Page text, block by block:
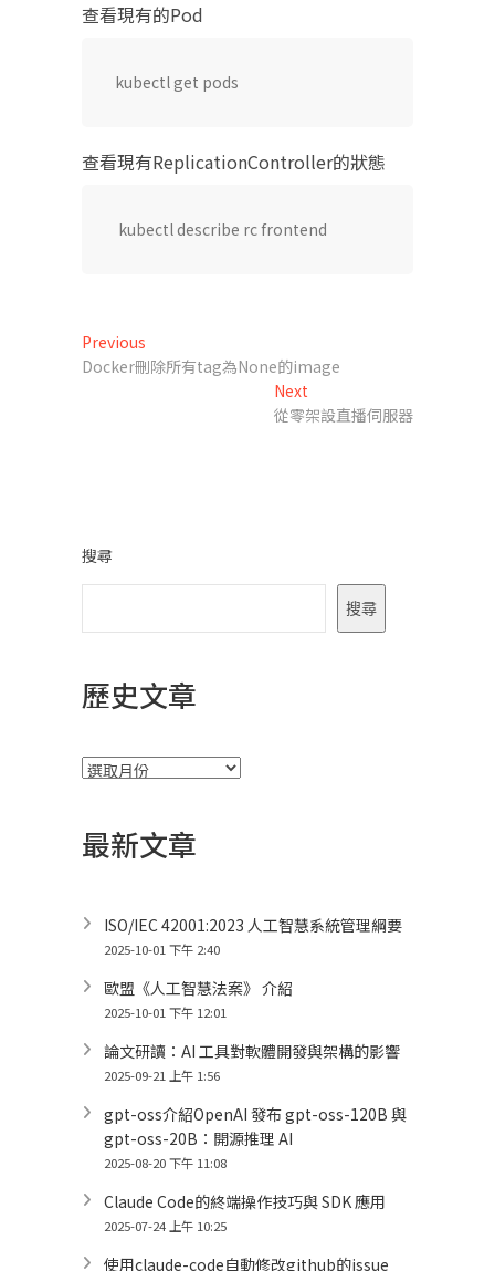
查看現有的Pod
kubectl get pods
查看現有ReplicationController的狀態
kubectl describe rc frontend
文
章
Previous
post:
Docker刪除所有tag為None的image
Next
post:
從零架設直播伺服器
搜尋
搜尋
歷史文章
彙
最新文章
ISO/IEC 42001:2023 人工智慧系統管理綱要
2025-10-01 下午 2:40
歐盟《人工智慧法案》 介紹
2025-10-01 下午 12:01
論文研讀：AI 工具對軟體開發與架構的影響
2025-09-21 上午 1:56
gpt-oss介紹OpenAI 發布 gpt-oss-120B 與
gpt-oss-20B：開源推理 AI
2025-08-20 下午 11:08
Claude Code的終端操作技巧與 SDK 應用
2025-07-24 上午 10:25
使用claude-code自動修改github的issue